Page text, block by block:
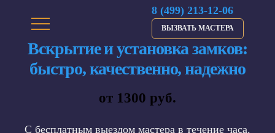
8 (499) 213-12-06
ВЫЗВАТЬ МАСТЕРА
Вскрытие и установка замков:
быстро, качественно, надежно
от 1300 руб.
С бесплатным выездом мастера в течение часа.